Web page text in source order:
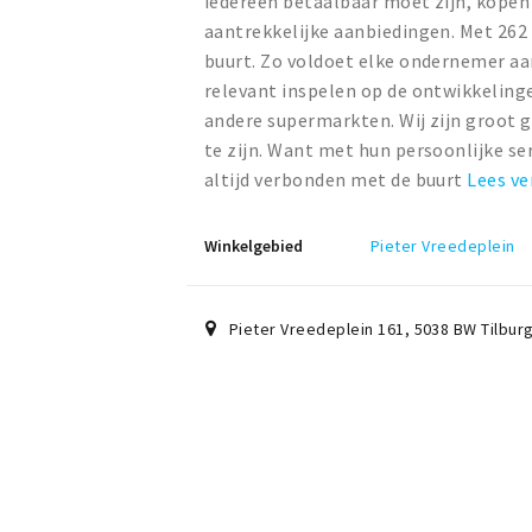
aantrekkelijke aanbiedingen. Met
buurt. Zo voldoet elke ondernemer
relevant inspelen op de
andere supermarkten. Wij zijn groot
te zijn. Want met hun persoonlijke
altijd verbonden met de buurt Lees
Winkelgebied Pieter Vreedeplein
Pieter Vreedeplein 161, 5038 BW